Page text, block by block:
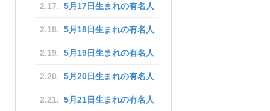
5月17日生まれの有名人
5月18日生まれの有名人
5月19日生まれの有名人
5月20日生まれの有名人
5月21日生まれの有名人